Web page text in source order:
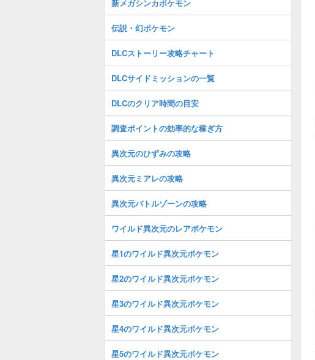
新メガシンカポケモン
伝説・幻ポケモン
DLCストーリー攻略チャート
DLCサイドミッションの一覧
DLCのクリア時間の目安
調査ポイントの効率的な稼ぎ方
異次元のひずみの攻略
異次元ミアレの攻略
異次元バトルゾーンの攻略
ワイルド異次元のレアポケモン
星1のワイルド異次元ポケモン
星2のワイルド異次元ポケモン
星3のワイルド異次元ポケモン
星4のワイルド異次元ポケモン
星5のワイルド異次元ポケモン